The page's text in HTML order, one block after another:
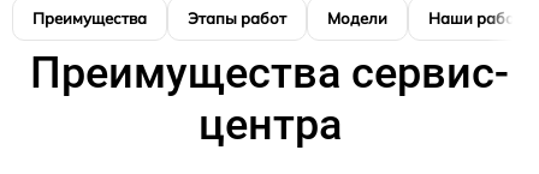
Преимущества Этапы работ Модели Наши работы
Преимущества сервис-
центра